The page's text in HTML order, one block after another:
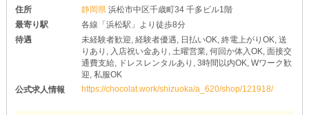
住所
静岡県浜松市中区千歳町34 千多ビル1階
最寄り駅
各線「浜松駅」より徒歩8分
待遇
未経験者歓迎, 経験者優遇, 日払いOK, 終電上がりOK, 送
りあり, 入店祝い金あり, 土曜営業, 何回か体入OK, 面接交
通費支給, ドレスレンタルあり, 3時間以内OK, Wワーク歓
迎, 私服OK
公式求人情報
https://chocolat.work/shizuoka/a_620/shop/121918/